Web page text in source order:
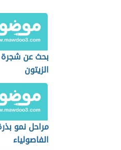
أنواع الريحان
بحث عن شجرة
الزيتون